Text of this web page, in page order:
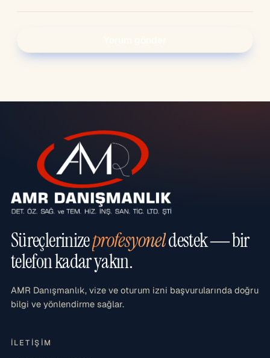
Süreçlerinizeprofesyoneldestek — bir
telefon kadar yakın.
AMR Danışmanlık, vize ve oturum izni başvurularında doğru
bilgi ve yönlendirme sağlar.
İLETIŞIM